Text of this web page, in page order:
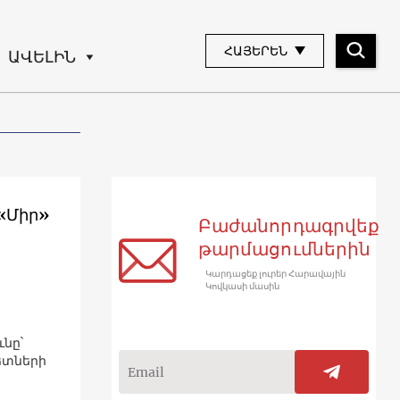
ԱՎԵԼԻՆ ՀԱՅԵՐԵՆ
Բաժանորդագրվեք
թարմացումներին
Կարդացեք լուրեր Հարավային
Կովկասի մասին